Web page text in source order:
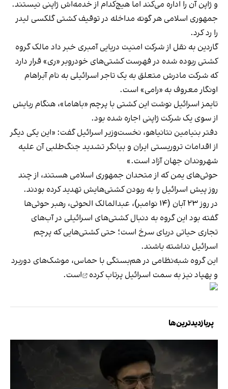
و ژاپن آن را اداره می‌کند اما هیچ‌کدام از خدمه‌اش ژاپنی نیستند.
جمهوری اسلامی هر گونه مداخله در توقیف کشتی گلکسی لیدر
را رد کرد.
گاردین به نقل از شرکت امنیت دریایی آمبری خبر داد مالک گروه
کشتی ربوده شده در فهرست کشتی‌های خودروبر «ری» قرار دارد
که شرکت مادرش متعلق به یک تاجر اسرائیلی به نام آبراهام
اونگار معروف به «رامی» است.
تایمز اسرائیل نوشت این کشتی با پرچم «باهاما»، هنگام ربایش
از سوی یک شرکت ژاپنی اجاره شده بود.
دفتر بنیامین نتانیاهو، نخست‌وزیر اسرائیل گفت: «این یکی دیگر
از اقدامات تروریستی ایران و بیانگر تشدید جنگ‌طلبی آن علیه
شهروندان جهان آزاد است.»
حوثی‌های یمن که از متحدان جمهوری اسلامی هستند، از چند
روز پیش اسرائیل را به ربودن کشتی‌هایش تهدید کرده بودند.
در روز ۲۳ آبان (۱۴ نوامبر)، عبدالمالک الحوثی، رهبر حوثی‌ها
گفته بود این گروه به دنبال کشتی‌های اسرائیلی در آب‌های
تجاری حیاتی دریای سرخ است؛ حتی کشتی‌هایی که پرچم
اسرائیل نداشته باشند.
این گروه شبه‌نظامی در هم‌بستگی با حماس، موشک‌های دوربرد
و پهپاد نیز به سمت اسرائیل پرتاب کرده‌ است.
پربازدیدترین‌ها